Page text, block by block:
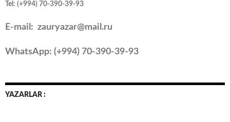
Tel: (+994) 70-390-39-93
E-mail: zauryazar@mail.ru
WhatsApp: (+994) 70-390-39-93
YAZARLAR :